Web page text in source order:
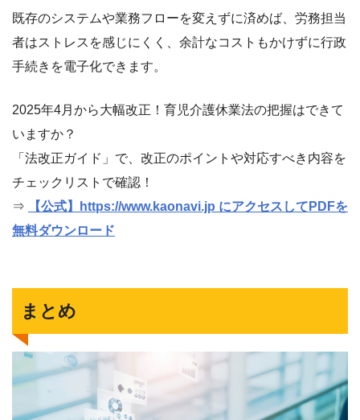
既存のシステムや業務フローを変えずに済めば、労務担当
者はストレスを感じにくく、余計なコストもかけずに行政
手続きを電子化できます。
2025年4月から大幅改正！育児介護休業法の把握はできて
いますか？
「法改正ガイド」で、改正のポイントや対応すべき内容を
チェックリストで確認！
⇒
【公式】https://www.kaonavi.jp にアクセスしてPDFを
無料ダウンロード
まとめ